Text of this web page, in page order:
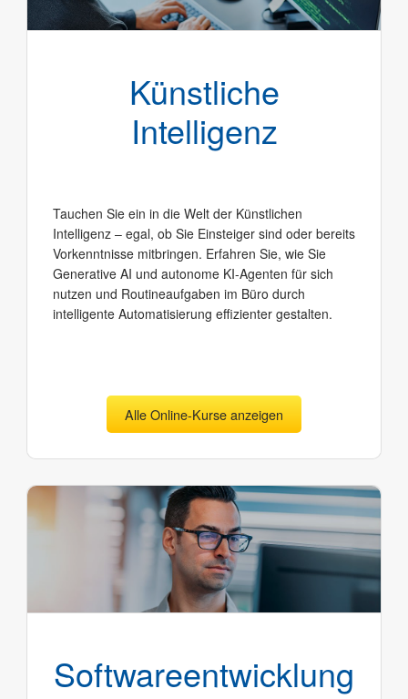
Künstliche
Intelligenz
Tauchen Sie ein in die Welt der Künstlichen
Intelligenz – egal, ob Sie Einsteiger sind oder bereits
Vorkenntnisse mitbringen. Erfahren Sie, wie Sie
Generative AI und autonome KI-Agenten für sich
nutzen und Routineaufgaben im Büro durch
intelligente Automatisierung effizienter gestalten.
Alle Online-Kurse anzeigen
Software­entwicklung